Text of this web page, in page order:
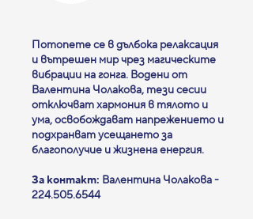
Потопете се в дълбока релаксация
и вътрешен мир чрез магическите
вибрации на гонга. Водени от
Валентина Чолакова, тези сесии
отключват хармония в тялото и
ума, освобождават напрежението и
подхранват усещането за
благополучие и жизнена енергия.
За контакт: Валентина Чолакова -
224.505.6544